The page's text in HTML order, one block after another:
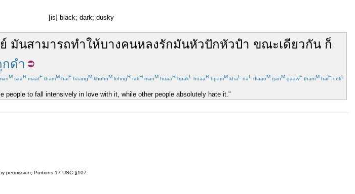
[is] black; dark; dusky
มันสามารถทำให้บางคนหลงรักมันหัวปักหัวปำ ขณะเดียวกัน ก็
กดำ
M saaR maatF thamM haiF baangM khohnM lohngR rakH manM huaaR bpakL huaaR bpamM khaL naL diaaoM ganM gaawF thamM haiF eekL
to fall intensively in love with it, while other people absolutely hate it."
permission; Portions 17 USC §107